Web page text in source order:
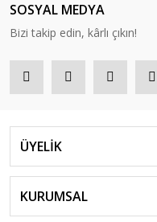
SOSYAL MEDYA
Bizi takip edin, kârlı çıkın!
ÜYELİK
KURUMSAL